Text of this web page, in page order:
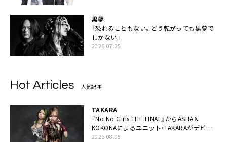
黒夢
「恐れることもない。どう転がっても黒夢で
しかない」
2026.07.25
Hot Articles 人気記事
TAKARA
『No No Girls THE FINAL』からASHA＆
KOKONAによるユニット・TAKARAがデビュ
ー
2026.08.05